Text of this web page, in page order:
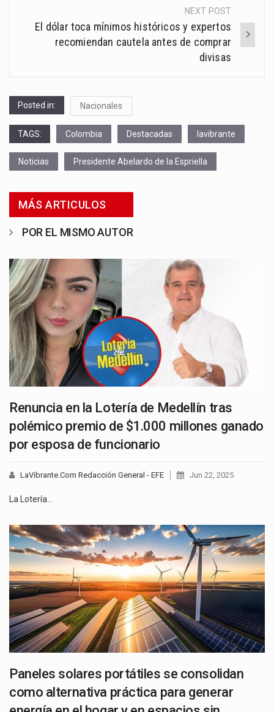
NEXT POST
El dólar toca mínimos históricos y expertos
recomiendan cautela antes de comprar
divisas
Posted in: Nacionales
TAGS: Colombia Destacadas lavibrante
Noticias Presidente Abelardo de la Espriella
MÁS ARTICULOS
POR EL MISMO AUTOR
Renuncia en la Lotería de Medellín tras
polémico premio de $1.000 millones ganado
por esposa de funcionario
LaVibrante.Com Redacción General - EFE Jun 22, 2025
La Lotería…
Paneles solares portátiles se consolidan
como alternativa práctica para generar